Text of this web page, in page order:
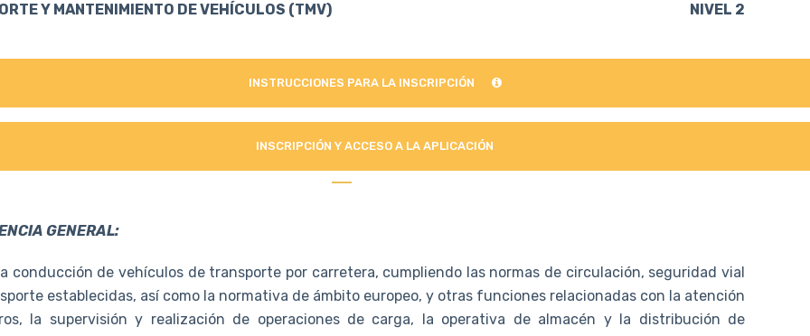
Y MANTENIMIENTO DE VEHÍCULOS (TMV) NIVEL 2
INSTRUCCIONES PARA LA INSCRIPCIÓN
INSCRIPCIÓN Y ACCESO A LA APLICACIÓN
GENERAL:
conducción de vehículos de transporte por carretera, cumpliendo las normas de circulación, seguridad vial
establecidas, así como la normativa de ámbito europeo, y otras funciones relacionadas con la atención
la supervisión y realización de operaciones de carga, la operativa de almacén y la distribución de